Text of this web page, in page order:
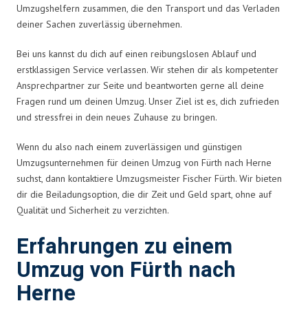
Umzugshelfern zusammen, die den Transport und das Verladen
deiner Sachen zuverlässig übernehmen.
Bei uns kannst du dich auf einen reibungslosen Ablauf und
erstklassigen Service verlassen. Wir stehen dir als kompetenter
Ansprechpartner zur Seite und beantworten gerne all deine
Fragen rund um deinen Umzug. Unser Ziel ist es, dich zufrieden
und stressfrei in dein neues Zuhause zu bringen.
Wenn du also nach einem zuverlässigen und günstigen
Umzugsunternehmen für deinen Umzug von Fürth nach Herne
suchst, dann kontaktiere Umzugsmeister Fischer Fürth. Wir bieten
dir die Beiladungsoption, die dir Zeit und Geld spart, ohne auf
Qualität und Sicherheit zu verzichten.
Erfahrungen zu einem
Umzug von Fürth nach
Herne